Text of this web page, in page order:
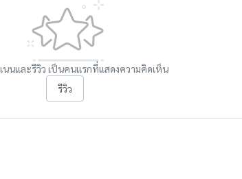
นนและรีวิว เป็นคนแรกที่แสดงความคิดเห็น
รีวิว